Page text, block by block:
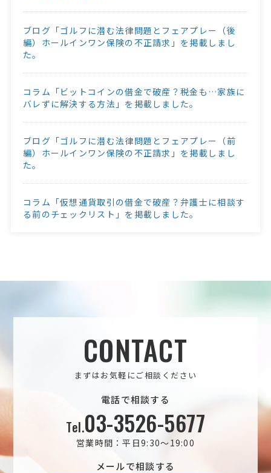
ブログ「ゴルフに潜む法律問題とフェアプレー（後
編）ホールインワン保険の不正請求」を掲載しまし
た。
コラム「ビットコインの借金で破産？税金も…家族に
バレずに解決する方法」を掲載しました。
ブログ「ゴルフに潜む法律問題とフェアプレー（前
編）ホールインワン保険の不正請求」を掲載しまし
た。
コラム「仮想通貨取引の借金で破産？弁護士に相談す
る前のチェックリスト」を掲載しました。
CONTACT
まずはお気軽にご相談ください
電話で相談する
Tel.03-3526-5677
営業時間：平日9:30～19:00
メールで相談する